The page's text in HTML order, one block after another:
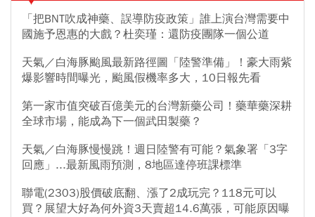
「把BNT吹成神藥、誤導防疫政策」誰上演台灣需要中
國施予恩惠的大戲？杜奕瑾：還防疫團隊一個公道
天氣／白海豚颱風最新路徑圖「陸警準備」！豪大雨紫
爆影響時間曝光，颱風假機率多大，10日報先看
第一家市值突破百億美元的台灣新藥公司！藥華藥深耕
全球市場，能成為下一個武田製藥？
天氣／白海豚慢慢跳！週日陸警有可能？氣象署「3字
回應」...最新風雨預測，8地區達停班課標準
聯電(2303)股價破底翻、漲了2成玩完？118元可以
買？展望大好為何外資3天賣超14.6萬張，可能原因曝